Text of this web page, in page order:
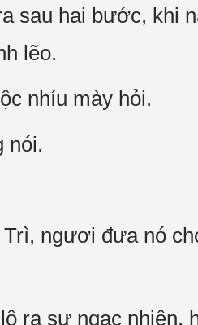
sau hai bước, khi
lẽo.
nhíu mày hỏi.
nói.
ngươi đưa nó
ra sự ngạc nhiên,